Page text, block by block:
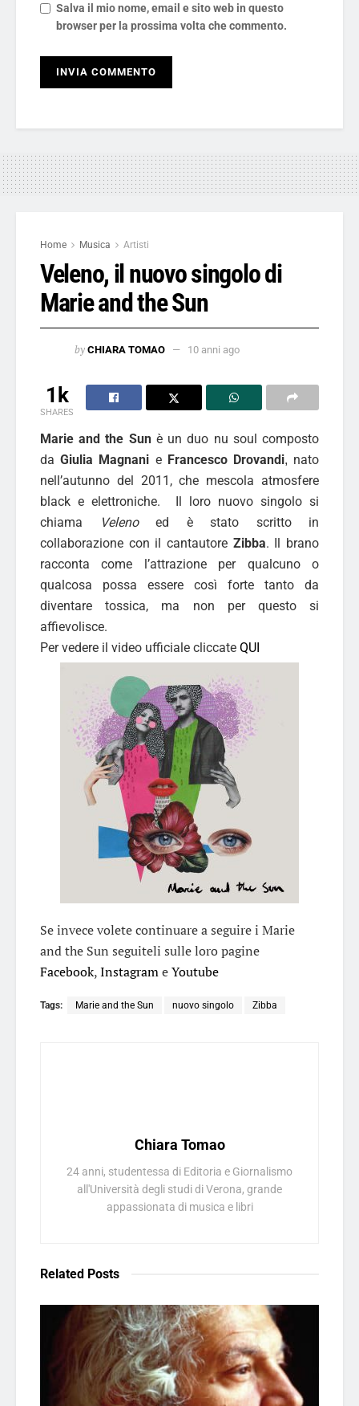
Salva il mio nome, email e sito web in questo
browser per la prossima volta che commento.
Home Musica Artisti
Veleno, il nuovo singolo di
Marie and the Sun
by CHIARA TOMAO 10 anni ago
1k
SHARES
Marie and the Sunè un duo nu soul composto
daGiulia Magnani e Francesco Drovandi, nato
nell’autunno del 2011, che mescola atmosfere
black e elettroniche. Il loro nuovo singolo si
chiama
Velenoed è stato scritto in
collaborazione con il cantautore Zibba. Il brano
racconta come l’attrazione per qualcuno o
qualcosa possa essere così forte tanto da
diventare tossica, ma non per questo si
affievolisce.
Per vedere il video ufficiale cliccate QUI
Se invece volete continuare a seguire i Marie
and the Sun seguiteli sulle loro pagine
Facebook,InstagrameYoutube
Tags: Marie and the Sun nuovo singolo Zibba
Chiara Tomao
24 anni, studentessa di Editoria e Giornalismo
all'Università degli studi di Verona, grande
appassionata di musica e libri
Related Posts